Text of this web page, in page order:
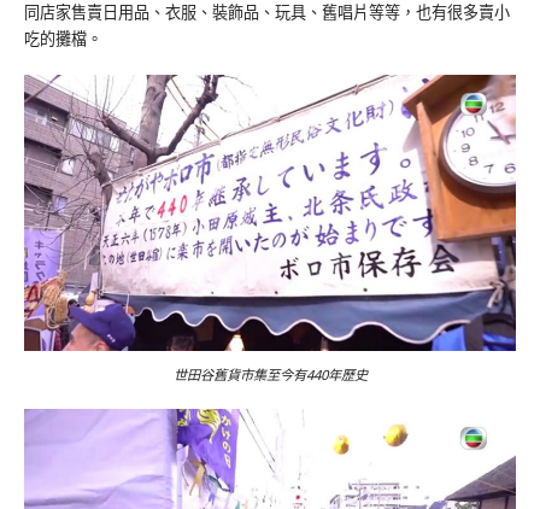
同店家售賣日用品、衣服、裝飾品、玩具、舊唱片等等，也有很多賣小
吃的攤檔。
世田谷舊貨市集至今有440年歷史